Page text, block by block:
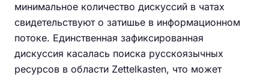
минимальное количество дискуссий в чатах
свидетельствуют о затишье в информационном
потоке. Единственная зафиксированная
дискуссия касалась поиска русскоязычных
ресурсов в области Zettelkasten, что может